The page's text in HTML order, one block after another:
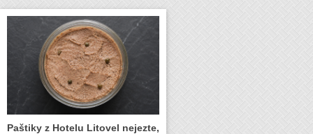
Paštiky z Hotelu Litovel nejezte,